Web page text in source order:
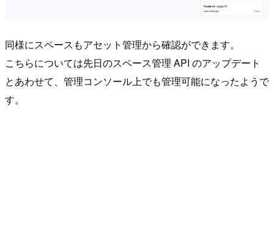
同様にスペースもアセット管理から確認ができます。
こちらについては先日のスペース管理 API のアップデート
とあわせて、管理コンソール上でも管理可能になったようで
す。